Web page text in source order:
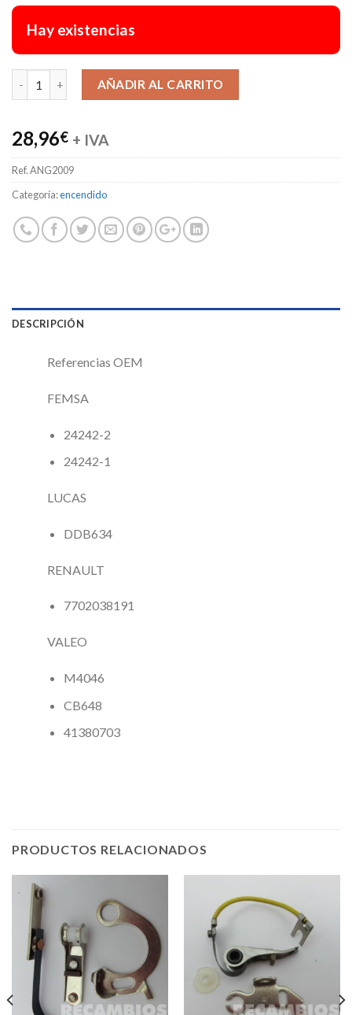
Hay existencias
AÑADIR AL CARRITO
28,96€ + IVA
Ref.ANG2009
Categoría:encendido
DESCRIPCIÓN
Referencias OEM
FEMSA
24242-2
24242-1
LUCAS
DDB634
RENAULT
7702038191
VALEO
M4046
CB648
41380703
PRODUCTOS RELACIONADOS